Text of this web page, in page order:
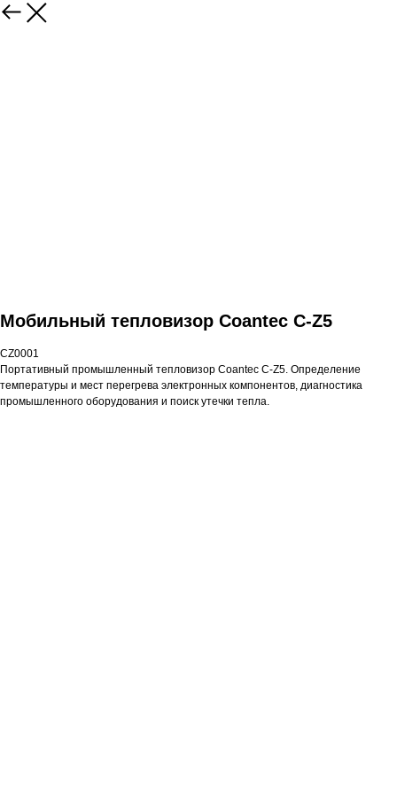
Мобильный тепловизор Сoantec С-Z5
CZ0001
Портативный промышленный тепловизор Coantec C-Z5. Определение
температуры и мест перегрева электронных компонентов, диагностика
промышленного оборудования и поиск утечки тепла.